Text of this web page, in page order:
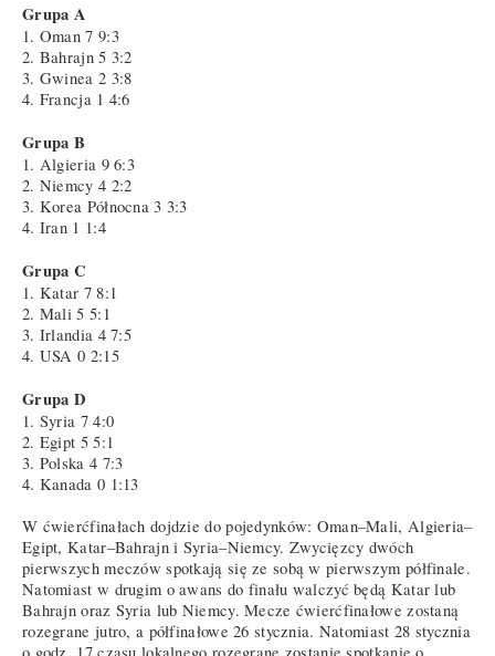
Grupa A
1. Oman 7 9:3
2. Bahrajn 5 3:2
3. Gwinea 2 3:8
4. Francja 1 4:6
Grupa B
1. Algieria 9 6:3
2. Niemcy 4 2:2
3. Korea Północna 3 3:3
4. Iran 1 1:4
Grupa C
1. Katar 7 8:1
2. Mali 5 5:1
3. Irlandia 4 7:5
4. USA 0 2:15
Grupa D
1. Syria 7 4:0
2. Egipt 5 5:1
3. Polska 4 7:3
4. Kanada 0 1:13
W ćwierćfinałach dojdzie do pojedynków: Oman–Mali, Algieria–
Egipt, Katar–Bahrajn i Syria–Niemcy. Zwycięzcy dwóch
pierwszych meczów spotkają się ze sobą w pierwszym półfinale.
Natomiast w drugim o awans do finału walczyć będą Katar lub
Bahrajn oraz Syria lub Niemcy. Mecze ćwierćfinałowe zostaną
rozegrane jutro, a półfinałowe 26 stycznia. Natomiast 28 stycznia